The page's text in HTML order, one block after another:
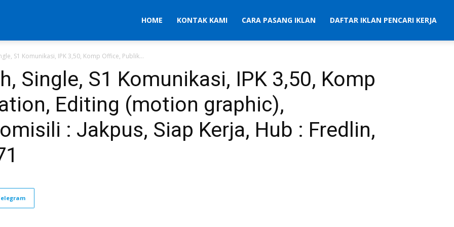
HOME KONTAK KAMI CARA PASANG IKLAN DAFTAR IKLAN PENCARI KERJA
S1 Komunikasi, IPK 3,50, Komp Office, Publik...
Single, S1 Komunikasi, IPK 3,50, Komp
Editing (motion graphic),
: Jakpus, Siap Kerja, Hub : Fredlin,